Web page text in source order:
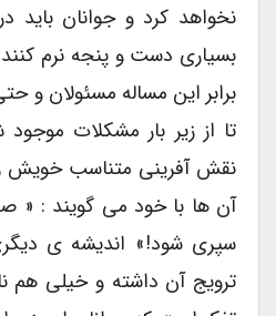
نخواهد کرد و جوانان باید
بسیاری دست و پنجه نرم کنند.
برابر این مساله مسئولان و
تا از زیر بار مشکلات موجود
نقش آفرینی متناسب خویش
آن ها با خود می گویند : «
سپری شود!» اندیشه ی
ترویج آن داشته و خیلی هم